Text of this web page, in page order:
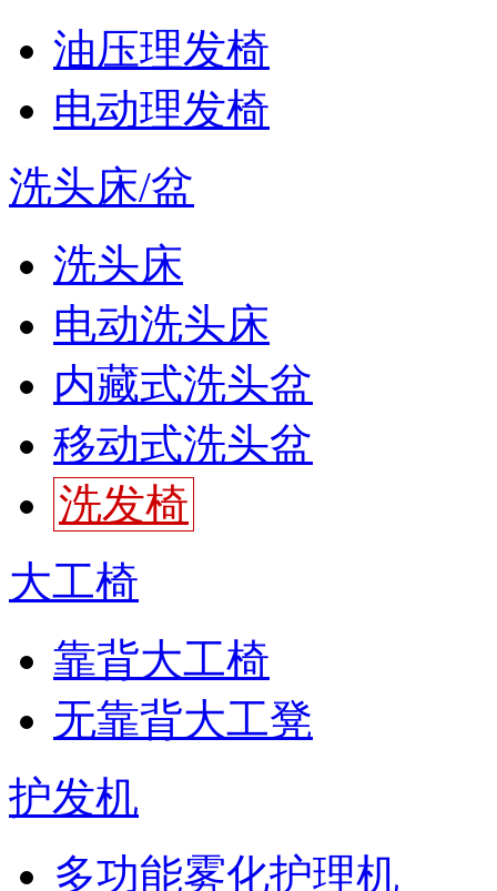
油压理发椅
电动理发椅
洗头床/盆
洗头床
电动洗头床
内藏式洗头盆
移动式洗头盆
洗发椅
大工椅
靠背大工椅
无靠背大工凳
护发机
多功能雾化护理机